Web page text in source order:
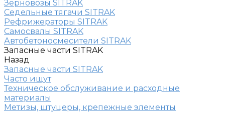
Зерновозы SITRAK
Седельные тягачи SITRAK
Рефрижераторы SITRAK
Самосвалы SITRAK
Автобетоносмесители SITRAK
Запасные части SITRAK
Назад
Запасные части SITRAK
Часто ищут
Техническое обслуживание и расходные
материалы
Метизы, штуцеры, крепежные элементы